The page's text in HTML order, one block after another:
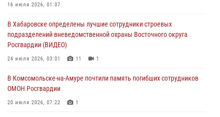
29 июля 2026, 02:51
За прошедшую неделю в Хабаровском крае росгвардейцы провели
свыше 120 проверок условий хранения оружия
В Хабаровске при силовой поддержке спецназа Росгвардии
пресечена деятельность преступной группы, организовавшей сеть
16 июля 2026, 01:07
В Хабаровске определены лучшие сотрудники строевых
подразделений вневедомственной охраны Восточного округа
Росгвардии (ВИДЕО)
24 июля 2026, 03:01 11 1
В Комсомольске-на-Амуре почтили память погибших сотрудников
ОМОН Росгвардии
20 июля 2026, 07:22 1